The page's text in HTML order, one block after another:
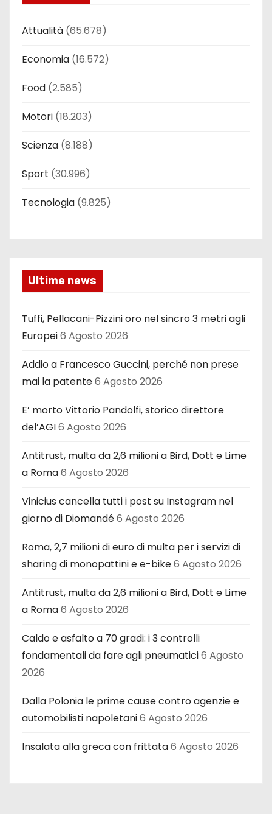
Attualità (65.678)
Economia (16.572)
Food (2.585)
Motori (18.203)
Scienza (8.188)
Sport (30.996)
Tecnologia (9.825)
Ultime news
Tuffi, Pellacani-Pizzini oro nel sincro 3 metri agli
Europei6 Agosto 2026
Addio a Francesco Guccini, perché non prese
mai la patente6 Agosto 2026
E’ morto Vittorio Pandolfi, storico direttore
del’AGI6 Agosto 2026
Antitrust, multa da 2,6 milioni a Bird, Dott e Lime
a Roma6 Agosto 2026
Vinicius cancella tutti i post su Instagram nel
giorno di Diomandé6 Agosto 2026
Roma, 2,7 milioni di euro di multa per i servizi di
sharing di monopattini e e-bike6 Agosto 2026
Antitrust, multa da 2,6 milioni a Bird, Dott e Lime
a Roma6 Agosto 2026
Caldo e asfalto a 70 gradi: i 3 controlli
fondamentali da fare agli pneumatici6 Agosto
2026
Dalla Polonia le prime cause contro agenzie e
automobilisti napoletani6 Agosto 2026
Insalata alla greca con frittata6 Agosto 2026